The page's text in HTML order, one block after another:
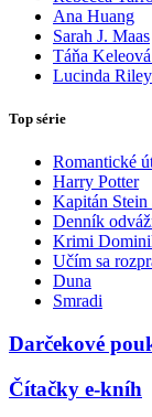
Ana Huang
Sarah J. Maas
Táňa
Lucinda Riley
Top série
Romantické
Harry Potter
Kapitán
Denník
Krimi
Učím sa
Duna
Smradi
Darčekové
Čítačky e-kníh